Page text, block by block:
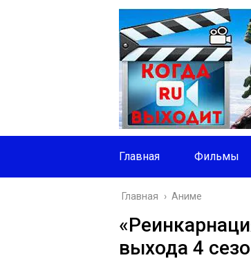
Главная Фильмы
Главная › Аниме
выхода 4